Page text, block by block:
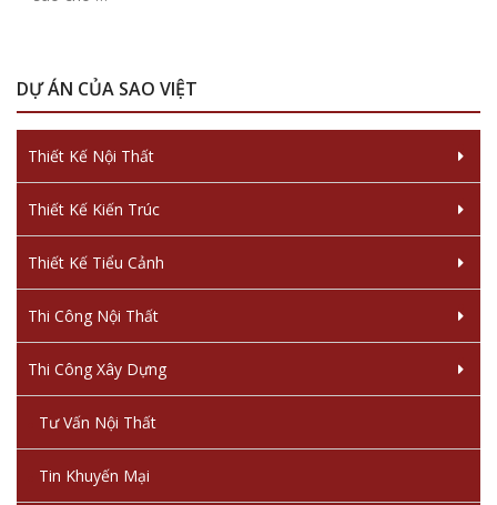
DỰ ÁN CỦA SAO VIỆT
Thiết Kế Nội Thất
Thiết Kế Kiến Trúc
Thiết Kế Tiểu Cảnh
Thi Công Nội Thất
Thi Công Xây Dựng
Tư Vấn Nội Thất
Tin Khuyến Mại